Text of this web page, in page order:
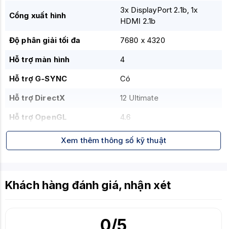
Cổng xuất hình
3x DisplayPort 2.1b, 1x
HDMI 2.1b
Độ phân giải tối đa
7680 x 4320
Hỗ trợ màn hình
4
Hỗ trợ G-SYNC
Có
Hỗ trợ DirectX
12 Ultimate
Hỗ trợ OpenGL
4.6
Công suất tiêu thụ
180W
Xem thêm thông số kỹ thuật
Khách hàng đánh giá, nhận xét